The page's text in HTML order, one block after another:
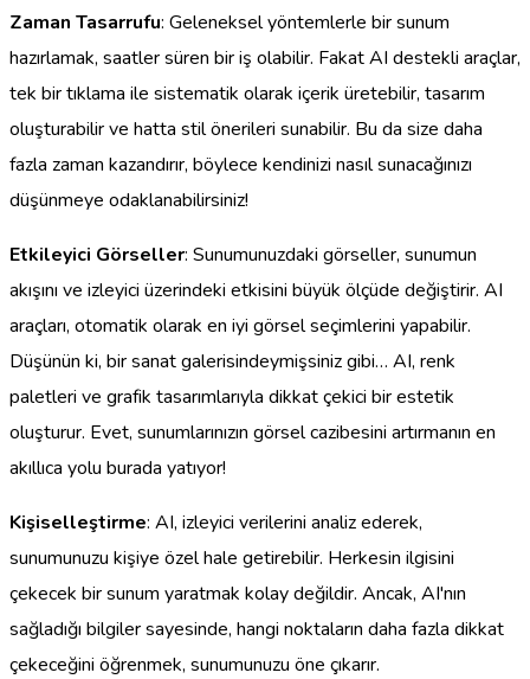
Zaman Tasarrufu: Geleneksel yöntemlerle bir sunum
hazırlamak, saatler süren bir iş olabilir. Fakat AI destekli araçlar,
tek bir tıklama ile sistematik olarak içerik üretebilir, tasarım
oluşturabilir ve hatta stil önerileri sunabilir. Bu da size daha
fazla zaman kazandırır, böylece kendinizi nasıl sunacağınızı
düşünmeye odaklanabilirsiniz!
Etkileyici Görseller: Sunumunuzdaki görseller, sunumun
akışını ve izleyici üzerindeki etkisini büyük ölçüde değiştirir. AI
araçları, otomatik olarak en iyi görsel seçimlerini yapabilir.
Düşünün ki, bir sanat galerisindeymişsiniz gibi… AI, renk
paletleri ve grafik tasarımlarıyla dikkat çekici bir estetik
oluşturur. Evet, sunumlarınızın görsel cazibesini artırmanın en
akıllıca yolu burada yatıyor!
Kişiselleştirme: AI, izleyici verilerini analiz ederek,
sunumunuzu kişiye özel hale getirebilir. Herkesin ilgisini
çekecek bir sunum yaratmak kolay değildir. Ancak, AI'nın
sağladığı bilgiler sayesinde, hangi noktaların daha fazla dikkat
çekeceğini öğrenmek, sunumunuzu öne çıkarır.